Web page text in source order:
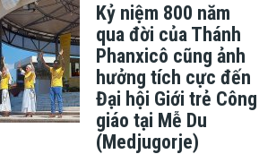
Kỷ niệm 800 năm
qua đời của Thánh
Phanxicô cũng ảnh
hưởng tích cực đến
Đại hội Giới trẻ Công
giáo tại Mễ Du
(Medjugorje)